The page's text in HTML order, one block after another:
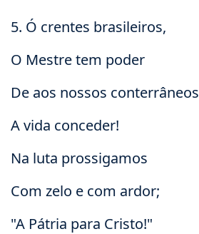
5. Ó crentes brasileiros,
O Mestre tem poder
De aos nossos conterrâneos
A vida conceder!
Na luta prossigamos
Com zelo e com ardor;
"A Pátria para Cristo!"